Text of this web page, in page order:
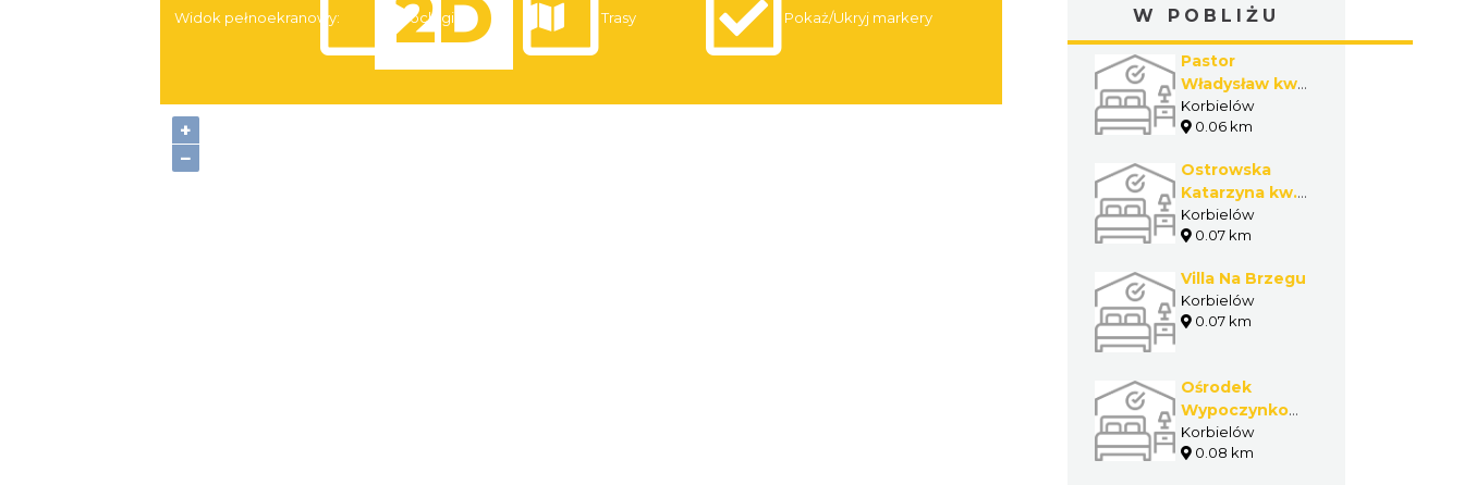
+
−
Widok pełnoekranowy: Noclegi Trasy Pokaż/Ukryj markery
W POBLIŻU
Pastor
Władysław kw.
prywatna
Korbielów
0.06 km
Ostrowska
Katarzyna kw.
prywatna
Korbielów
0.07 km
Villa Na Brzegu
Korbielów
0.07 km
Ośrodek
Wypoczynkowo-
Szkoleniowy
"Potok"
Korbielów
0.08 km